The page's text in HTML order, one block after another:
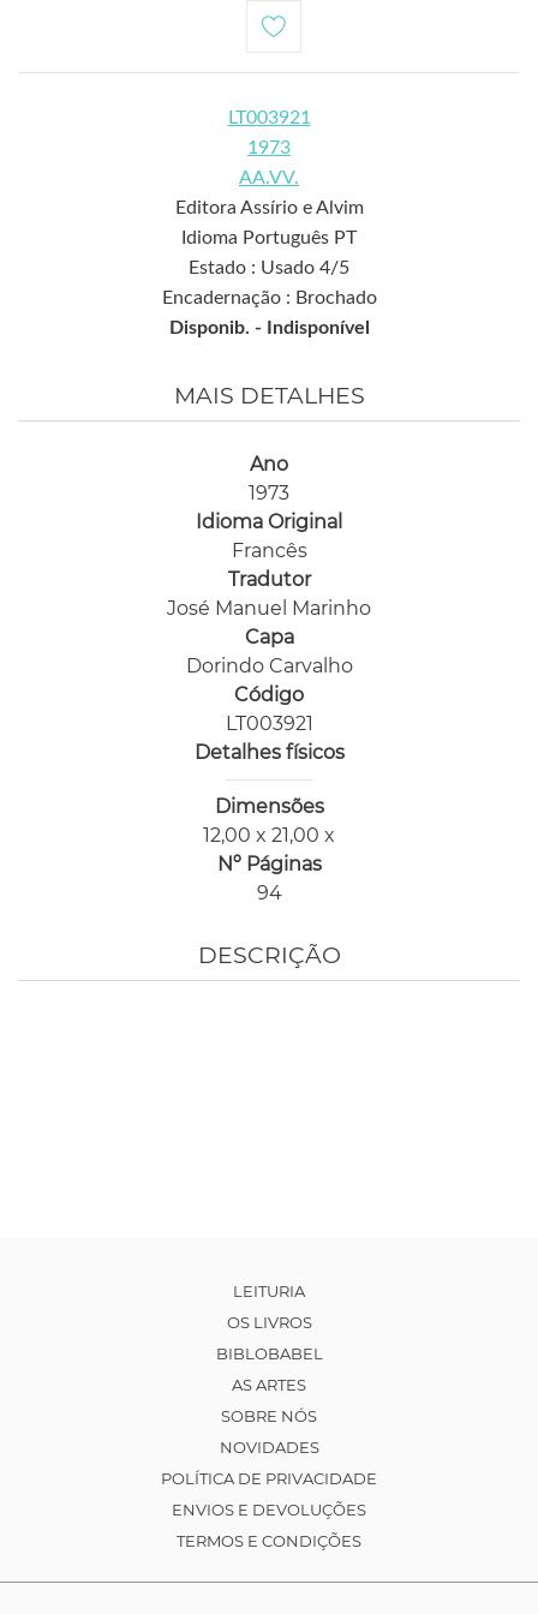
LT003921
1973
AA.VV.
Editora Assírio e Alvim
Idioma Português PT
Estado : Usado 4/5
Encadernação : Brochado
Disponib. -
Indisponível
MAIS DETALHES
Ano
1973
Idioma Original
Francês
Tradutor
José Manuel Marinho
Capa
Dorindo Carvalho
Código
LT003921
Detalhes físicos
Dimensões
12,00 x 21,00 x
Nº Páginas
94
DESCRIÇÃO
LEITURIA
OS LIVROS
BIBLOBABEL
AS ARTES
SOBRE NÓS
NOVIDADES
POLÍTICA DE PRIVACIDADE
ENVIOS E DEVOLUÇÕES
TERMOS E CONDIÇÕES